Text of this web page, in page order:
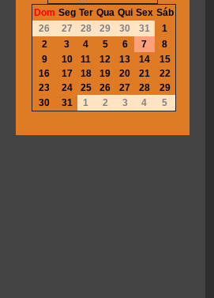
Dom Seg Ter Qua Qui Sex Sáb
26
27 28 29 30 31
1
2
3 4 5 6 7
8
9
10 11 12 13 14
15
16
17 18 19 20 21
22
23
24 25 26 27 28
29
30
31 1 2 3 4 5